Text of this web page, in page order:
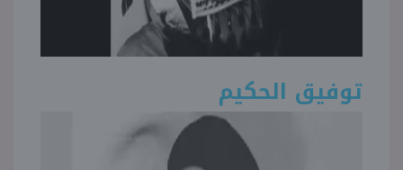
توفيق الحكيم